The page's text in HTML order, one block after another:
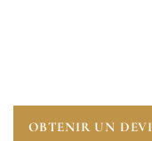
OBTENIR UN